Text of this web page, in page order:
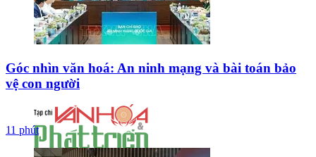
Góc nhìn văn hoá: An ninh mạng và bài toán bảo
vệ con người
11 phút